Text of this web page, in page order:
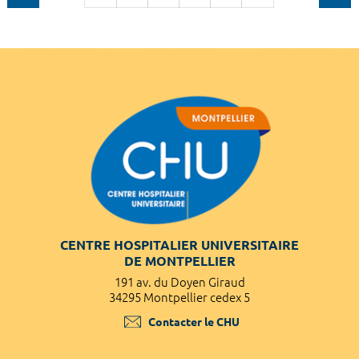
CENTRE HOSPITALIER UNIVERSITAIRE
DE MONTPELLIER
191 av. du Doyen Giraud
34295 Montpellier cedex 5
Contacter le CHU